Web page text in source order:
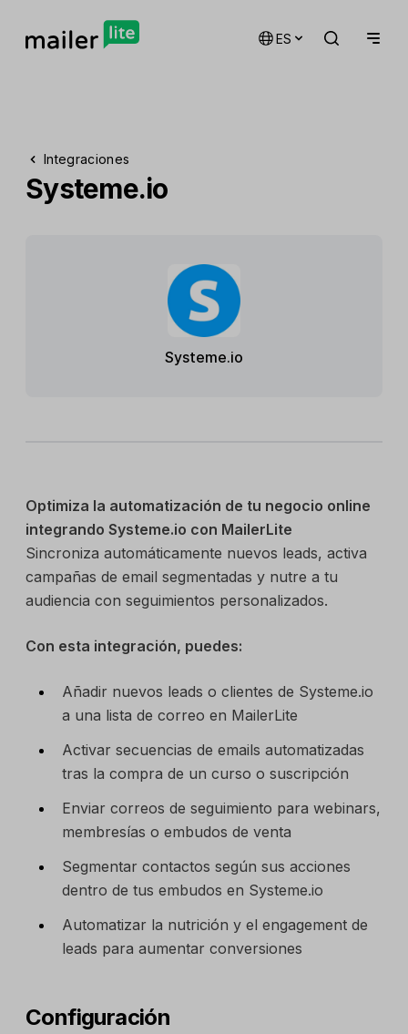
ES
Integraciones
Systeme.io
Systeme.io
Optimiza la automatización de tu negocio online
integrando Systeme.io con MailerLite
Sincroniza automáticamente nuevos leads, activa
campañas de email segmentadas y nutre a tu
audiencia con seguimientos personalizados.
Con esta integración, puedes:
Añadir nuevos leads o clientes de Systeme.io
a una lista de correo en MailerLite
Activar secuencias de emails automatizadas
tras la compra de un curso o suscripción
Enviar correos de seguimiento para webinars,
membresías o embudos de venta
Segmentar contactos según sus acciones
dentro de tus embudos en Systeme.io
Automatizar la nutrición y el engagement de
leads para aumentar conversiones
Configuración